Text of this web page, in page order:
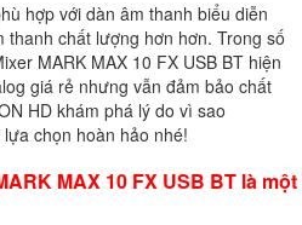
hợp với dàn âm thanh biểu diễn
chất lượng hơn hơn. Trong số
MARK MAX 10 FX USB BT hiện
giá rẻ nhưng vẫn đảm bảo chất
HD khám phá lý do vì sao
chọn hoàn hảo nhé!
MAX 10 FX USB BT là một